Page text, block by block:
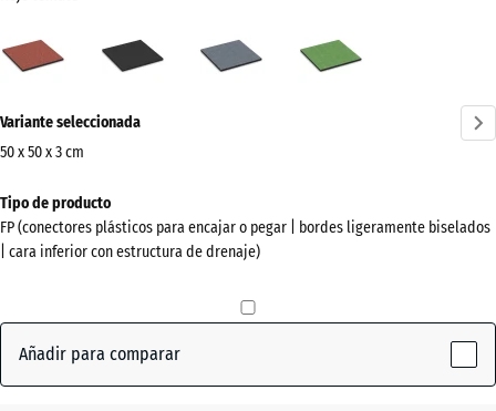
tomate
grafito
información
sobre
colores?
Mostrar
colores
Variante seleccionada
50 x 50 x 3 cm
Dimensiones
para
el
x
500
Tipo de producto
FP (conectores plásticos para encajar o pegar | bordes ligeramente biselados
| cara inferior con estructura de drenaje)
Añadir para comparar